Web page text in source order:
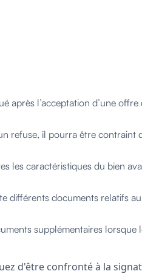
après l’acceptation d’une offre
refuse, il pourra être contraint
les caractéristiques du bien
différents documents relatifs
supplémentaires lorsque
d'être confronté à la